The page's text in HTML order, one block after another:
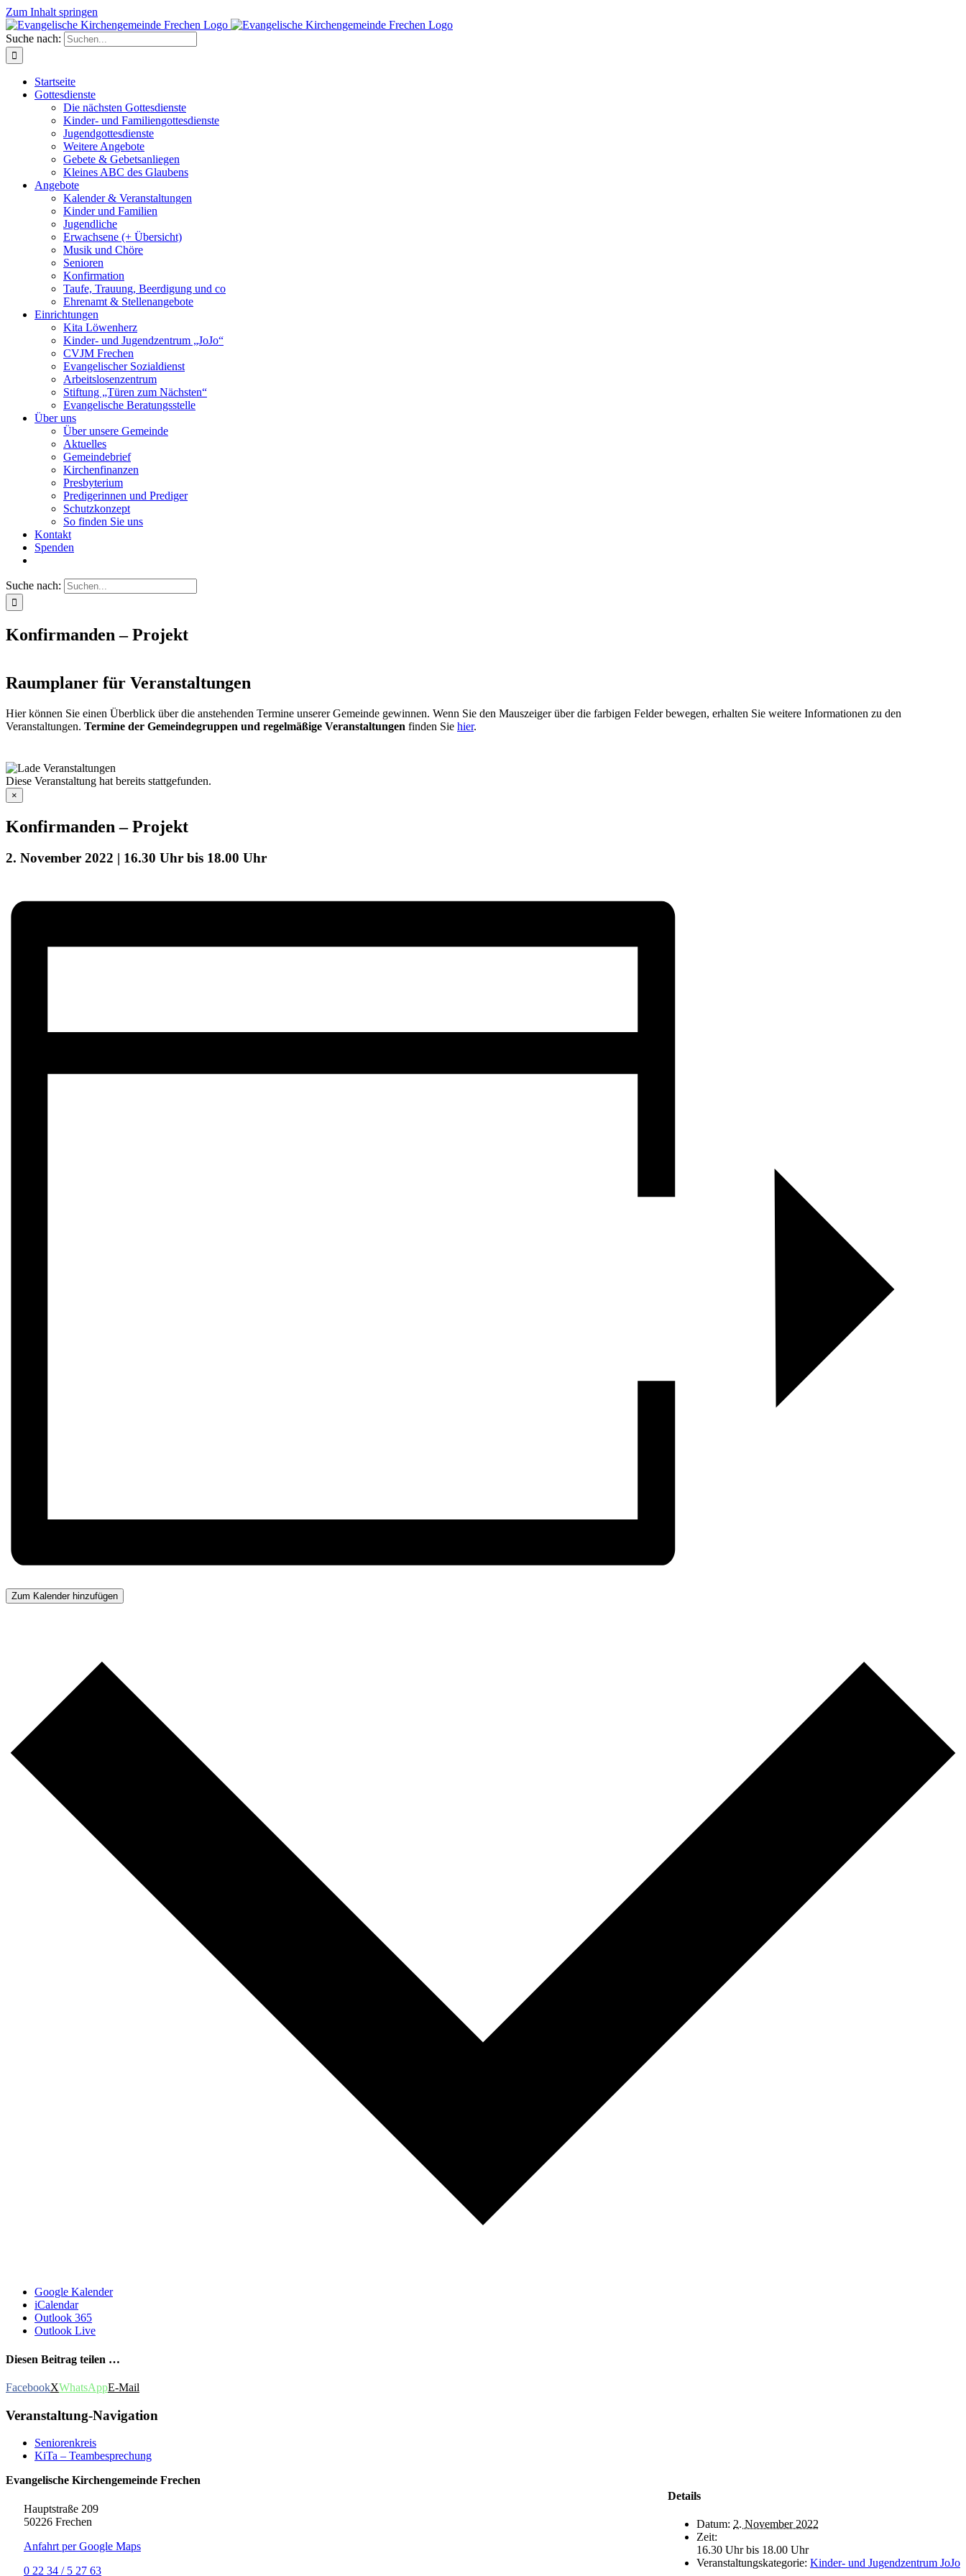
Zum Inhalt springen
Suche nach:
Startseite
Gottesdienste
Die nächsten Gottesdienste
Kinder- und Familiengottesdienste
Jugendgottesdienste
Weitere Angebote
Gebete & Gebetsanliegen
Kleines ABC des Glaubens
Angebote
Kalender & Veranstaltungen
Kinder und Familien
Jugendliche
Erwachsene (+ Übersicht)
Musik und Chöre
Senioren
Konfirmation
Taufe, Trauung, Beerdigung und co
Ehrenamt & Stellenangebote
Einrichtungen
Kita Löwenherz
Kinder- und Jugendzentrum „JoJo“
CVJM Frechen
Evangelischer Sozialdienst
Arbeitslosenzentrum
Stiftung „Türen zum Nächsten“
Evangelische Beratungsstelle
Über uns
Über unsere Gemeinde
Aktuelles
Gemeindebrief
Kirchenfinanzen
Presbyterium
Predigerinnen und Prediger
Schutzkonzept
So finden Sie uns
Kontakt
Spenden
Suche nach:
Konfirmanden – Projekt
Raumplaner für Veranstaltungen
Hier können Sie einen Überblick über die anstehenden Termine unserer Gemeinde gewinnen. Wenn Sie den Mauszeiger über die farbigen Felder bewegen, erhalten Sie weitere Informationen zu den
Veranstaltungen. Termine der Gemeindegruppen und regelmäßige Veranstaltungen finden Sie hier.
Diese Veranstaltung hat bereits stattgefunden.
×
Konfirmanden – Projekt
2. November 2022 | 16.30 Uhr bis 18.00 Uhr
Zum Kalender hinzufügen
Google Kalender
iCalendar
Outlook 365
Outlook Live
Diesen Beitrag teilen …
FacebookXWhatsAppE-Mail
Veranstaltung-Navigation
Seniorenkreis
KiTa – Teambesprechung
Details
Datum: 2. November 2022
Zeit:
16.30 Uhr bis 18.00 Uhr
Veranstaltungskategorie: Kinder- und Jugendzentrum JoJo
Evangelische Kirchengemeinde Frechen
Hauptstraße 209
50226 Frechen
Anfahrt per Google Maps
0 22 34 / 5 27 63